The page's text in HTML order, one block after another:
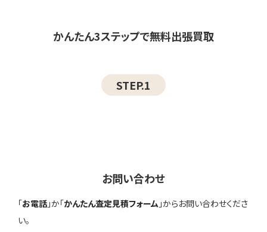
かんたん3ステップで無料出張買取
STEP.1
お問い合わせ
「お電話 」か「かんたん査定見積フォーム 」からお問い合わせくださ
い。